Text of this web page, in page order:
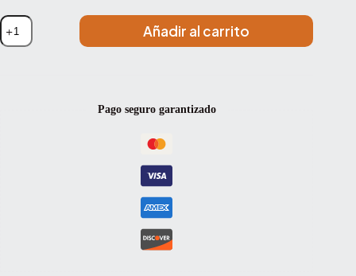
Soporte
pica
de
Añadir al carrito
Pago seguro garantizado